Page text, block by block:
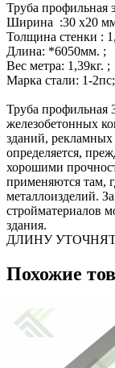
Труба профильная
Ширина  :30 х20
Толщина стенки :
Длина: *6050мм. ;
Вес метра: 1,39кг. ;
Марка стали: 1-2пс;
Труба профильная
железобетонных
зданий,
определяется,
хорошими
применяются там,
металлоизделий.
стройматериалов
здания.
ДЛИНУ
Похожие